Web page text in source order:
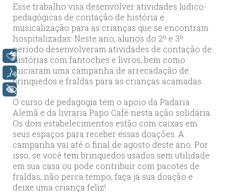
Esse trabalho visa desenvolver atividades lúdico-
pedagógicas de contação de história e
musicalização para as crianças que se encontram
hospitalizadas. Neste ano, alunos do 2º e 3º
período desenvolveram atividades de contação de
histórias com fantoches e livros, bem como
iniciaram uma campanha de arrecadação de
brinquedos e fraldas para as crianças acamadas.
O curso de pedagogia tem o apoio da Padaria
Alemã e da livraria Papo Café nesta ação solidária.
Os dois estabelecimentos estão com caixas em
seus espaços para receber essas doações. A
campanha vai até o final de agosto deste ano. Por
isso, se você tem brinquedos usados sem utilidade
em sua casa ou pode contribuir com pacotes de
fraldas, não perca tempo, faça já sua doação e
deixe uma criança feliz!
Libras
Voz